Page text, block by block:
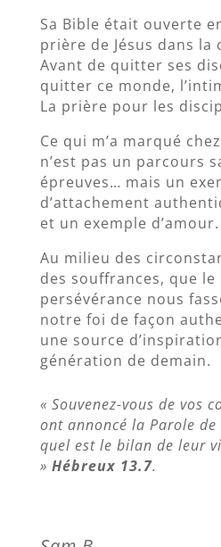
Sa Bible était ouverte
prière de Jésus dans la
Avant de quitter ses
quitter ce monde,
La prière pour les
Ce qui m’a marqué
n’est pas un parcours
épreuves… mais un
d’attachement
et un exemple d’amour.
Au milieu des
des souffrances, que le
persévérance nous
notre foi de façon
une source
génération de demain.
« Souvenez-vous de vos
ont annoncé la Parole de
quel est le bilan de leur
» Hébreux 13.7.